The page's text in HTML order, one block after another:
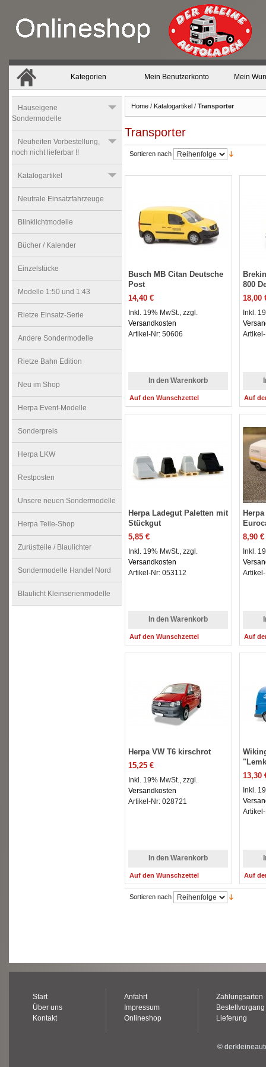
Kategorien Mein Benutzerkonto Mein
Home / Katalogartikel / Transporter
Transporter
Sortieren nach
Busch MB Citan Deutsche
Post
14,40 €
Inkl. 19% MwSt., zzgl.
Versandkosten
Artikel-Nr: 50606
In den Warenkorb
Auf den Wunschzettel
800
18,00
Inkl.
Auf
Herpa Ladegut Paletten mit
Stückgut
5,85 €
Inkl. 19% MwSt., zzgl.
Versandkosten
Artikel-Nr: 053112
In den Warenkorb
Auf den Wunschzettel
8,90 €
Inkl.
Auf
Herpa VW T6 kirschrot
15,25 €
Inkl. 19% MwSt., zzgl.
Versandkosten
Artikel-Nr: 028721
In den Warenkorb
Auf den Wunschzettel
13,30
Inkl.
Auf
Sortieren nach
Hauseigene
Sondermodelle
Neuheiten Vorbestellung,
noch nicht lieferbar !!
Katalogartikel
Neutrale Einsatzfahrzeuge
Blinklichtmodelle
Bücher / Kalender
Einzelstücke
Modelle 1:50 und 1:43
Rietze Einsatz-Serie
Andere Sondermodelle
Rietze Bahn Edition
Neu im Shop
Herpa Event-Modelle
Sonderpreis
Herpa LKW
Restposten
Unsere neuen Sondermodelle
Herpa Teile-Shop
Zurüstteile / Blaulichter
Sondermodelle Handel Nord
Blaulicht Kleinserienmodelle
Start
Über uns
Kontakt
Anfahrt
Impressum
Onlineshop
Zahlungsarten
Bestellvorgang
Lieferung
©